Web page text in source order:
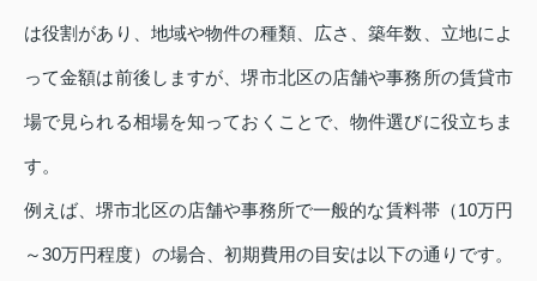
は役割があり、地域や物件の種類、広さ、築年数、立地によ
って金額は前後しますが、堺市北区の店舗や事務所の賃貸市
場で見られる相場を知っておくことで、物件選びに役立ちま
す。
例えば、堺市北区の店舗や事務所で一般的な賃料帯（10万円
～30万円程度）の場合、初期費用の目安は以下の通りです。